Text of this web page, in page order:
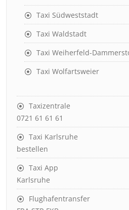
Taxi Südweststadt
Taxi Waldstadt
Taxi Weiherfeld-
Taxi Wolfartsweier
Taxizentrale
0721 61 61 61
Taxi Karlsruhe
bestellen
Taxi App
Karlsruhe
Flughafentransfer